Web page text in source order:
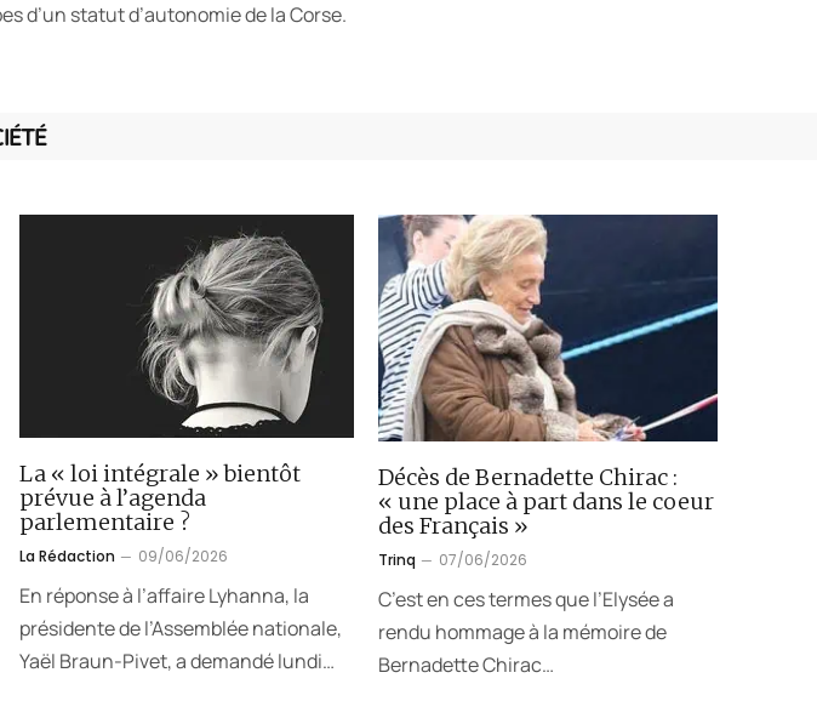
d’un statut d’autonomie de la Corse.
La « loi intégrale » bientôt
prévue à l’agenda
parlementaire ?
La Rédaction 09/06/2026
En réponse à l’affaire Lyhanna, la
présidente de l’Assemblée nationale,
Yaël Braun-Pivet, a demandé lundi…
Décès de Bernadette Chirac :
« une place à part dans le coeur
des Français »
Trinq 07/06/2026
C’est en ces termes que l’Elysée a
rendu hommage à la mémoire de
Bernadette Chirac…